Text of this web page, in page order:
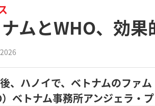
ムとWHO、効
、ハノイで、ベトナムのファ
）ベトナム事務所アンジェラ・